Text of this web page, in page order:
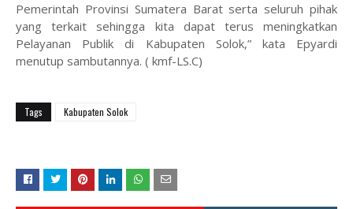
Pemerintah Provinsi Sumatera Barat serta seluruh pihak
yang terkait sehingga kita dapat terus meningkatkan
Pelayanan Publik di Kabupaten Solok,” kata Epyardi
menutup sambutannya. ( kmf-LS.C)
Tags Kabupaten Solok